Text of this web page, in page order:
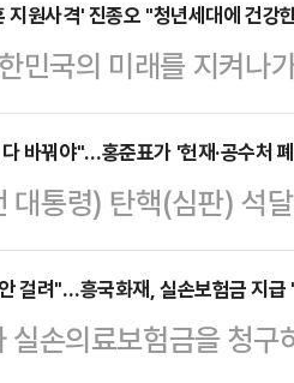
시 보수·진보 진영대
주당 전 대표의 완승이
해석이다.국민의힘을
은 '호남 출신' '트럼프
당이 내심 긴장하는 상
지원사격' 진종오 "청년세대에 건강
민국의 미래를 지켜나
고 싶습니다. 청년들에
한때 세계를 제패했던
무대로 한동훈 국민의
보의 대권가도 발판을
체육계 인사들의 목소
이끌 중책을 맡았다.
바꿔야"…홍준표가 '헌재·공수처
대통령) 탄핵(심판) 석
대통령 선거에 출마
의힘 예비후보가 15일
로 가득찼고, 홍 후보
걸려"…흥국화재, 실손보험금 지급
실손의료보험금을 청